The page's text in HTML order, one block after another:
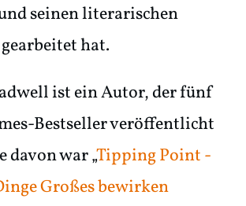
seinen literarischen
hat.
ist ein Autor, der fünf
Bestseller veröffentlicht
davon war „Tipping Point -
Großes bewirken